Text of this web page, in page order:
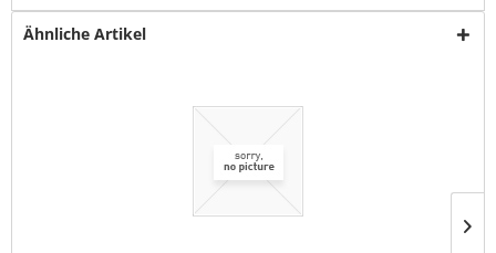
Ähnliche Artikel